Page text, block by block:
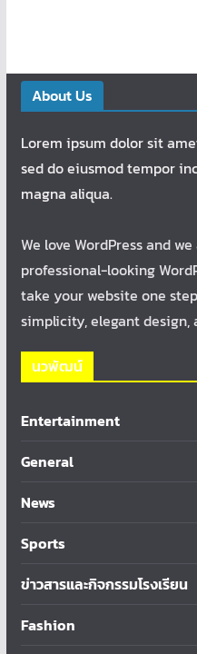
About Us
Lorem ipsum dolor sit
sed do eiusmod tempor
magna aliqua.
We love WordPress and
professional-looking
take your website one
simplicity, elegant design,
นวพัฒน์
Entertainment
General
News
Sports
ข่าวสารและกิจกรรมโรงเรียน
Fashion